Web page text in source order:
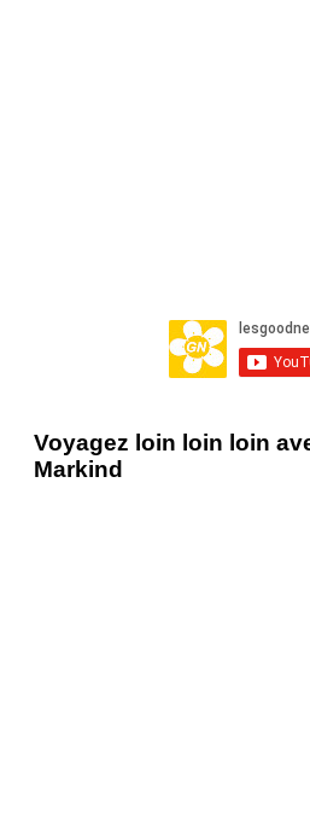
Voyagez loin loin loin
Markind